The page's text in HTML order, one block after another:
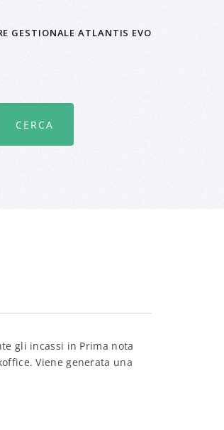
GESTIONALE ATLANTIS EVO
gli incassi in Prima nota
Viene generata una